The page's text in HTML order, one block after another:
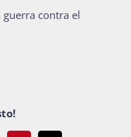
guerra contra el